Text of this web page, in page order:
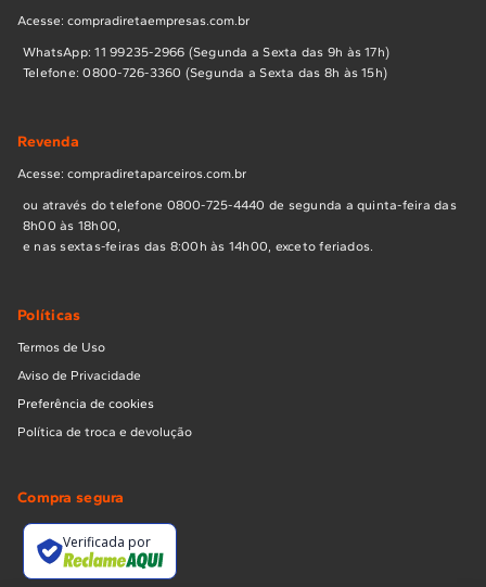
Acesse: compradiretaempresas.com.br
WhatsApp: 11 99235-2966 (Segunda a Sexta das 9h às 17h)
Telefone: 0800-726-3360 (Segunda a Sexta das 8h às 15h)
Revenda
Acesse: compradiretaparceiros.com.br
ou através do telefone 0800-725-4440 de segunda a quinta-feira das
8h00 às 18h00,
e nas sextas-feiras das 8:00h às 14h00, exceto feriados.
Políticas
Termos de Uso
Aviso de Privacidade
Preferência de cookies
Política de troca e devolução
Compra segura
Verificada por